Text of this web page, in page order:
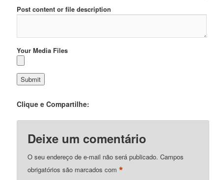
Post content or file description
Your Media Files
Clique e Compartilhe:
Deixe um comentário
O seu endereço de e-mail não será publicado. Campos
obrigatórios são marcados com*